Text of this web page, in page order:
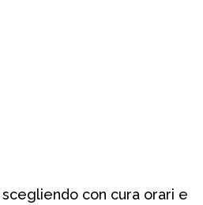
con cura orari e